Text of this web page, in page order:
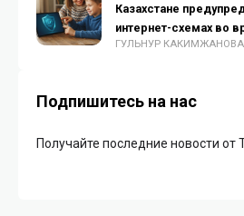
Казахстане
интернет-схемах во
ГУЛЬНУР КАКИМЖАНОВА
Подпишитесь на нас
Получайте последние новости от